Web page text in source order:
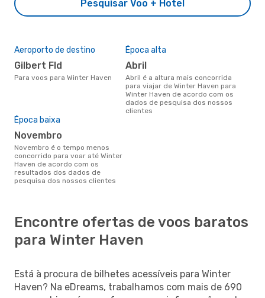
Pesquisar Voo + Hotel
Aeroporto de destino
Gilbert Fld
Para voos para Winter Haven
Época alta
abril
abril é a altura mais concorrida
para viajar de Winter Haven para
Winter Haven de acordo com os
dados de pesquisa dos nossos
clientes
Época baixa
novembro
novembro é o tempo menos
concorrido para voar até Winter
Haven de acordo com os
resultados dos dados de
pesquisa dos nossos clientes
Encontre ofertas de voos baratos
para Winter Haven
Está à procura de bilhetes acessíveis para Winter
Haven? Na eDreams, trabalhamos com mais de 690